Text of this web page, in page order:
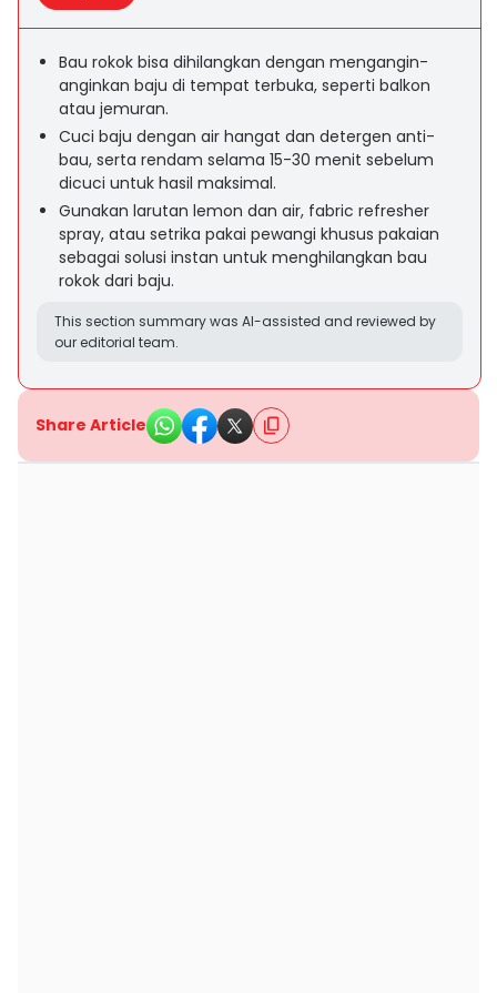
Bau rokok bisa dihilangkan dengan mengangin-
anginkan baju di tempat terbuka, seperti balkon
atau jemuran.
Cuci baju dengan air hangat dan detergen anti-
bau, serta rendam selama 15-30 menit sebelum
dicuci untuk hasil maksimal.
Gunakan larutan lemon dan air, fabric refresher
spray, atau setrika pakai pewangi khusus pakaian
sebagai solusi instan untuk menghilangkan bau
rokok dari baju.
This section summary was AI-assisted and reviewed by
our editorial team.
Share Article